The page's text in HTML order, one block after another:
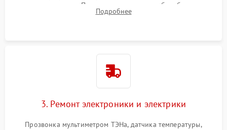
амортизаторов. Проверка подшипников барабана и
крестовины на износ, а манжеты люка на разрывы.
Подробнее
3. Ремонт электроники и электрики
Прозвонка мультиметром ТЭНа, датчика температуры,